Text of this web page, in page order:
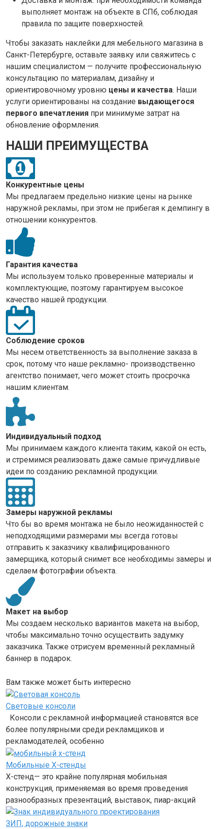
выполняет монтаж на объекте в СПб, соблюдая
правила по защите поверхностей.
Чтобы заказать наклейки для мебельного магазина в
Санкт-Петербурге, оставьте заявку или свяжитесь с
нашим специалистом — получите профессиональную
консультацию по материалам, дизайну и
ориентировочному уровню цены и качества. Наши
услуги ориентированы на создание выдающегося
первого впечатления при минимуме затрат на
обновление оформления.
НАШИ ПРЕИМУЩЕСТВА
Конкурентные цены
Мы предлагаем предельно низкие цены на рынке
наружной рекламы, при этом не прибегая к демпингу в
отношении конкурентов.
Гарантия качества
Мы используем только проверенные материалы и
комплектующие, поэтому гарантируем высокое
качество нашей продукции.
Соблюдение сроков
Мы несем ответственность за выполнение заказа в
срок, потому что наше рекламно- производственно
агентство понимает, чего может стоить просрочка
нашим клиентам.
Индивидуальный подход
Мы принимаем каждого клиента таким, какой он есть,
и стремимся реализовать даже самые причудливые
идеи по созданию рекламной продукции.
Замеры наружной рекламы
Что бы во время монтажа не было неожиданностей с
неподходящими размерами мы всегда готовы
отправить к заказчику квалифицированного
замерщика, который снимет все необходимы замеры и
сделаем фотографии объекта.
Макет на выбор
Мы создаем несколько вариантов макета на выбор,
чтобы максимально точно осуществить задумку
заказчика. Также отрисуем временный рекламный
баннер в подарок.
Вам также может быть интересно
Световые консоли
Консоли с рекламной информацией становятся все
более популярными среди рекламщиков и
рекламодателей, особенно
Мобильные Х-стенды
Х-стенд— это крайне популярная мобильная
конструкция, применяемая во время проведения
разнообразных презентаций, выставок, пиар-акций
ЗИП, дорожные знаки